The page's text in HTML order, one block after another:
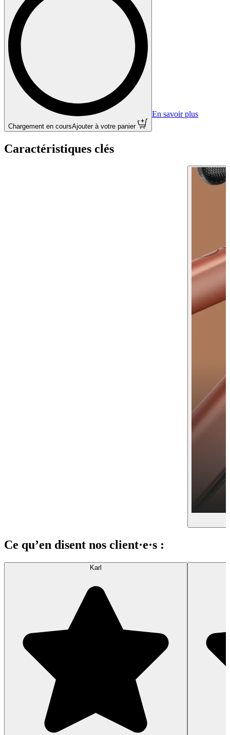
Chargement en cours Ajouter à votre panier
En savoir plus
Caractéristiques clés
Ce qu’en disent nos client·e·s :
Karl